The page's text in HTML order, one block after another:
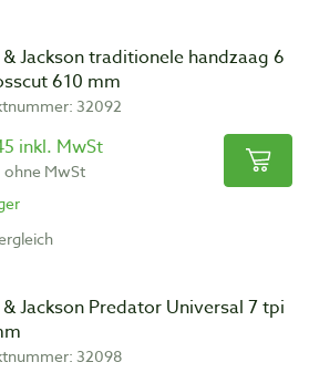
Jackson traditionele handzaag 6
610 mm
32092
inkl. MwSt
ohne MwSt
Jackson Predator Universal 7 tpi
32098